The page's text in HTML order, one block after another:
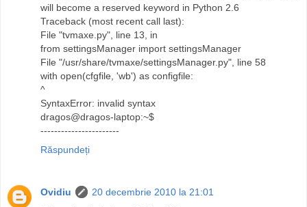
will become a reserved keyword in Python 2.6
Traceback (most recent call last):
File "tvmaxe.py", line 13, in
from settingsManager import settingsManager
File "/usr/share/tvmaxe/settingsManager.py", line 58
with open(cfgfile, 'wb') as configfile:
^
SyntaxError: invalid syntax
dragos@dragos-laptop:~$
-----------------------
Răspundeți
Ovidiu
20 decembrie 2010 la 21:01